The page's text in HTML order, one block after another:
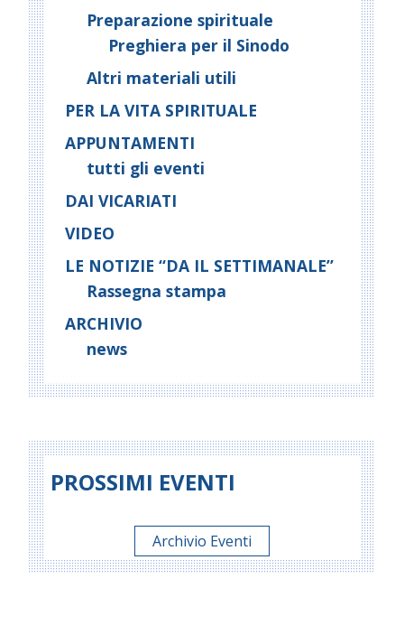
Preparazione spirituale
Preghiera per il Sinodo
Altri materiali utili
PER LA VITA SPIRITUALE
APPUNTAMENTI
tutti gli eventi
DAI VICARIATI
VIDEO
LE NOTIZIE “DA IL SETTIMANALE”
Rassegna stampa
ARCHIVIO
news
PROSSIMI EVENTI
Archivio Eventi